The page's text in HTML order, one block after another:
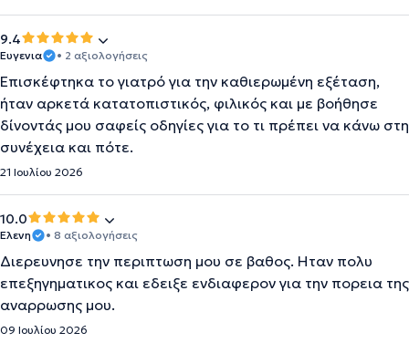
9.4
Ευγενια • 2 αξιολογήσεις
Επισκέφτηκα το γιατρό για την καθιερωμένη εξέταση,
ήταν αρκετά κατατοπιστικός, φιλικός και με βοήθησε
δίνοντάς μου σαφείς οδηγίες για το τι πρέπει να κάνω στη
συνέχεια και πότε.
21 Ιουλίου 2026
10.0
Ελενη • 8 αξιολογήσεις
Διερευνησε την περιπτωση μου σε βαθος. Ηταν πολυ
επεξηγηματικος και εδειξε ενδιαφερον για την πορεια της
αναρρωσης μου.
09 Ιουλίου 2026